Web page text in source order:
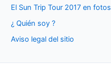
o
r
El Sun Trip Tour 2017 en fotos
¿ Quién soy ?
Aviso legal del sitio